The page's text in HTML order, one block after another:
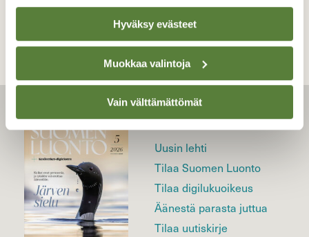
Hyväksy evästeet
Muokkaa valintoja
Vain välttämättömät
LEHTI
Uusin lehti
Tilaa Suomen Luonto
Tilaa digilukuoikeus
Äänestä parasta juttua
Tilaa uutiskirje